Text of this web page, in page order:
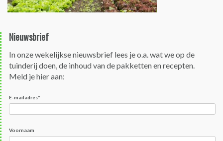
Nieuwsbrief
In onze wekelijkse nieuwsbrief lees je o.a. wat we op de
tuinderij doen, de inhoud van de pakketten en recepten.
Meld je hier aan:
E-mailadres*
Voornaam